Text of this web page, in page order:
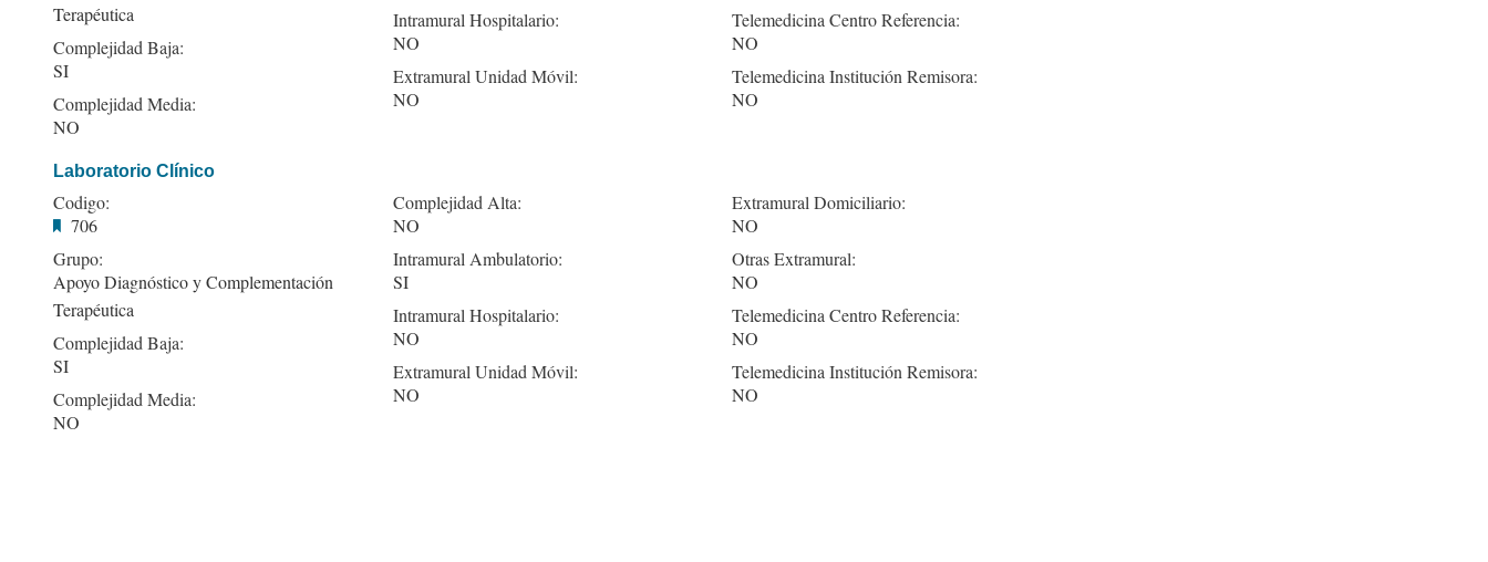
Terapéutica
Complejidad Baja:
SI
Complejidad Media:
NO
Intramural Hospitalario:
NO
Extramural Unidad Móvil:
NO
Telemedicina Centro Referencia:
NO
Telemedicina Institución Remisora:
NO
Laboratorio Clínico
Codigo:
706
Grupo:
Apoyo Diagnóstico y Complementación
Terapéutica
Complejidad Baja:
SI
Complejidad Media:
NO
Complejidad Alta:
NO
Intramural Ambulatorio:
SI
Intramural Hospitalario:
NO
Extramural Unidad Móvil:
NO
Extramural Domiciliario:
NO
Otras Extramural:
NO
Telemedicina Centro Referencia:
NO
Telemedicina Institución Remisora:
NO